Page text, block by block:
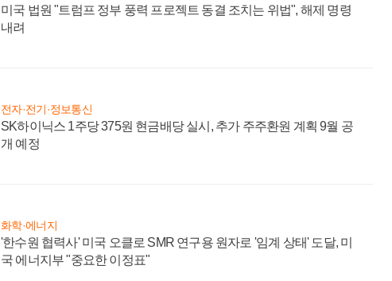
미국 법원 "트럼프 정부 풍력 프로젝트 동결 조치는 위법", 해제 명령
내려
전자·전기·정보통신
SK하이닉스 1주당 375원 현금배당 실시, 추가 주주환원 계획 9월 공
개 예정
화학·에너지
'한수원 협력사' 미국 오클로 SMR 연구용 원자로 '임계 상태' 도달, 미
국 에너지부 "중요한 이정표"